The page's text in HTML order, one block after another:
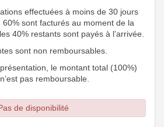
effectuées à moins de 30 jours
60% sont facturés au moment de la
40% restants sont payés à l’arrivée.
sont non remboursables.
le montant total (100%)
pas remboursable.
de disponibilité